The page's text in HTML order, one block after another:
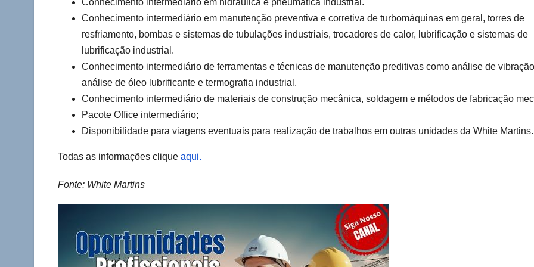
Conhecimento intermediário em hidráulica e pneumática industrial.
Conhecimento intermediário em manutenção preventiva e corretiva de turbomáquinas em geral, torres de
resfriamento, bombas e sistemas de tubulações industriais, trocadores de calor, lubrificação e sistemas de
lubrificação industrial.
Conhecimento intermediário de ferramentas e técnicas de manutenção preditivas como análise de
análise de óleo lubrificante e termografia industrial.
Conhecimento intermediário de materiais de construção mecânica, soldagem e métodos de fabricação
Pacote Office intermediário;
Disponibilidade para viagens eventuais para realização de trabalhos em outras unidades da White Martins.
Todas as informações clique aqui.
Fonte: White Martins